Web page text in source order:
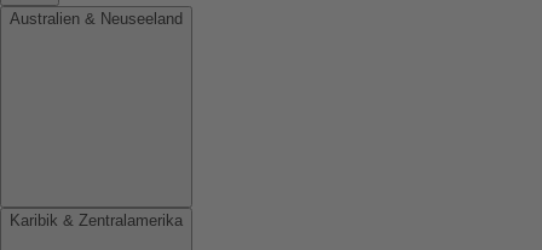
Australien & Neuseeland
Karibik & Zentralamerika